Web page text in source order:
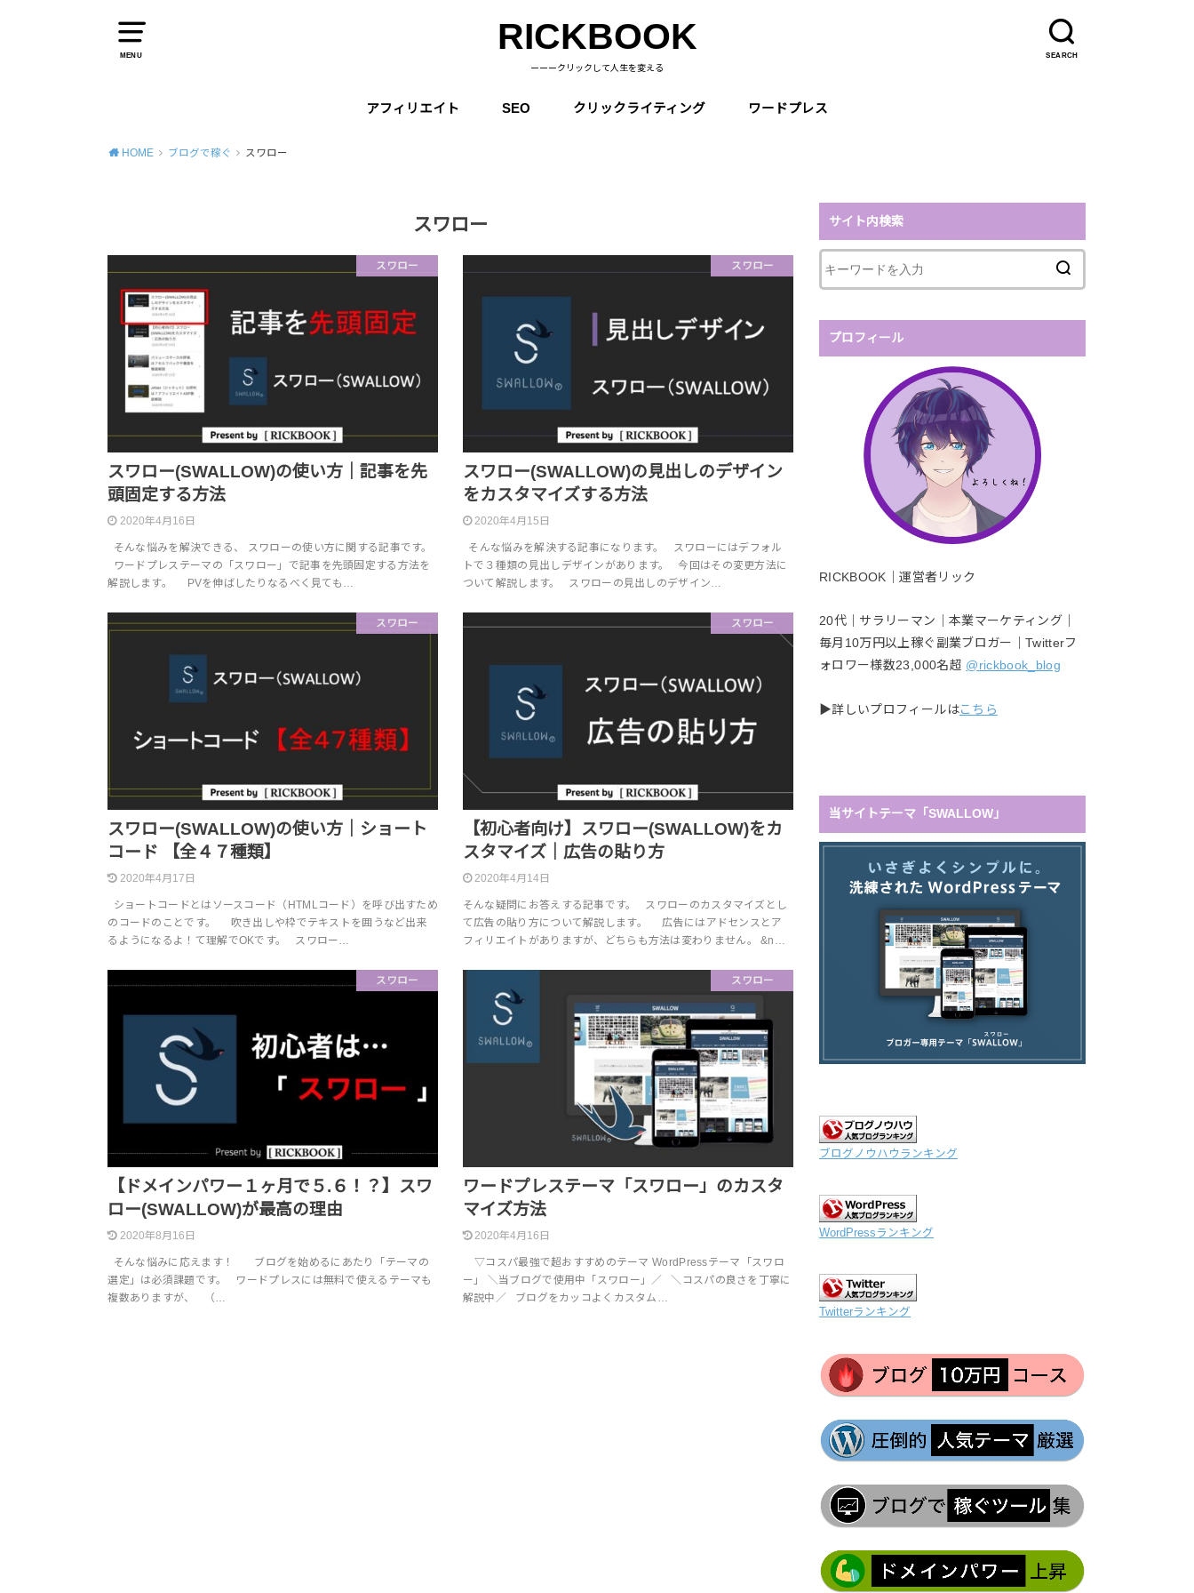
MENU SEARCH
RICKBOOK
ーーークリックして人生を変える
アフィリエイト SEO クリックライティング ワードプレス
HOME ブログで稼ぐ スワロー
スワロー
スワロー
スワロー(SWALLOW)の使い方｜記事を先
頭固定する方法
2020年4月16日
そんな悩みを解決できる、 スワローの使い方に関する記事です。
ワードプレステーマの「スワロー」で記事を先頭固定する方法を
解説します。 PVを伸ばしたりなるべく見ても…
スワロー
スワロー(SWALLOW)の見出しのデザイン
をカスタマイズする方法
2020年4月15日
そんな悩みを解決する記事になります。 スワローにはデフォル
トで３種類の見出しデザインがあります。 今回はその変更方法に
ついて解説します。 スワローの見出しのデザイン…
スワロー
スワロー(SWALLOW)の使い方｜ショート
コード 【全４７種類】
2020年4月17日
ショートコードとはソースコード（HTMLコード）を呼び出すため
のコードのことです。 吹き出しや枠でテキストを囲うなど出来
るようになるよ！て理解でOKです。 スワロー…
スワロー
【初心者向け】スワロー(SWALLOW)をカ
スタマイズ｜広告の貼り方
2020年4月14日
そんな疑問にお答えする記事です。 スワローのカスタマイズとし
て広告の貼り方について解説します。 広告にはアドセンスとア
フィリエイトがありますが、どちらも方法は変わりません。 &n…
スワロー
【ドメインパワー１ヶ月で５.６！？】スワ
ロー(SWALLOW)が最高の理由
2020年8月16日
そんな悩みに応えます！ ブログを始めるにあたり「テーマの
選定」は必須課題です。 ワードプレスには無料で使えるテーマも
複数ありますが、 （…
スワロー
ワードプレステーマ「スワロー」のカスタ
マイズ方法
2020年4月16日
▽コスパ最強で超おすすめのテーマ WordPressテーマ「スワロ
ー」 ＼当ブログで使用中「スワロー」／ ＼コスパの良さを丁寧に
解説中／ ブログをカッコよくカスタム…
サイト内検索
プロフィール
RICKBOOK｜運営者リック
20代｜サラリーマン｜本業マーケティング｜
毎月10万円以上稼ぐ副業ブロガー｜Twitterフ
ォロワー様数23,000名超 @rickbook_blog
▶︎詳しいプロフィールはこちら
当サイトテーマ「SWALLOW」
ブログノウハウランキング
WordPressランキング
Twitterランキング